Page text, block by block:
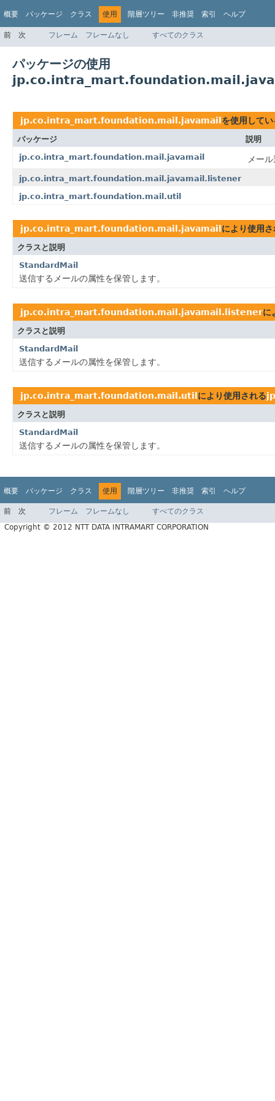
概要 パッケージ クラス 使用 階層ツリー 非推奨 索引 ヘルプ
前 次 フレーム フレームなし すべてのクラス
パッケージの使用
jp.co.intra_mart.foundation.mail.javamailを使用して
パッケージ
説明
jp.co.intra_mart.foundation.mail.javamail
メー
jp.co.intra_mart.foundation.mail.javamail.listener
jp.co.intra_mart.foundation.mail.util
jp.co.intra_mart.foundation.mail.javamailにより使用
クラスと説明
StandardMail
送信するメールの属性を保管します。
jp.co.intra_mart.foundation.mail.javamail.listenerに
クラスと説明
StandardMail
送信するメールの属性を保管します。
jp.co.intra_mart.foundation.mail.utilにより使用される
クラスと説明
StandardMail
送信するメールの属性を保管します。
概要 パッケージ クラス 使用 階層ツリー 非推奨 索引 ヘルプ
前 次 フレーム フレームなし
すべてのクラス
Copyright © 2012 NTT DATA INTRAMART CORPORATION